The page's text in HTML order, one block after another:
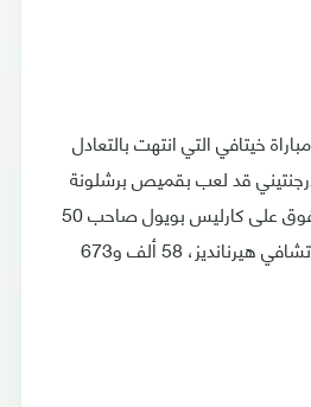
خيتافي التي انتهت بالتعادل
قد لعب بقميص برشلونة
50 ألف و62 دقيقة، ليتفوق على كارليس بويول صاحب 50
ألف و26 دقيقة، وخلف تشافي هيرنانديز، 58 ألف و673